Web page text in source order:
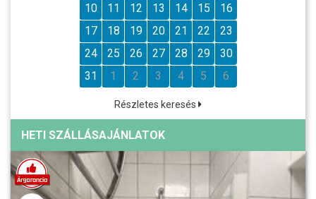
10
11 12 13 14 15
16
17
18 19 20 21 22
23
24
25 26 27 28 29
30
31
1 2 3 4 5 6
Részletes keresés
HETI SZÁLLÁSAJÁNLATOK